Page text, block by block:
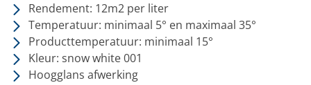
Rendement: 12m2 per liter
Temperatuur: minimaal 5° en maximaal 35°
Producttemperatuur: minimaal 15°
Kleur: snow white 001
Hoogglans afwerking